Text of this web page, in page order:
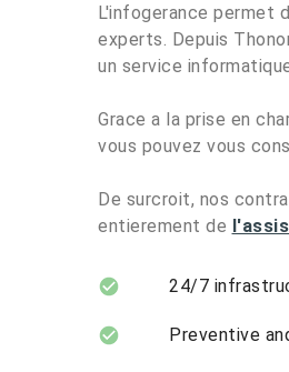
L'infogerance permet
experts. Depuis
un service
Grace a la prise en
vous pouvez vous
De surcroit, nos
entierement de
24/7
Preventive